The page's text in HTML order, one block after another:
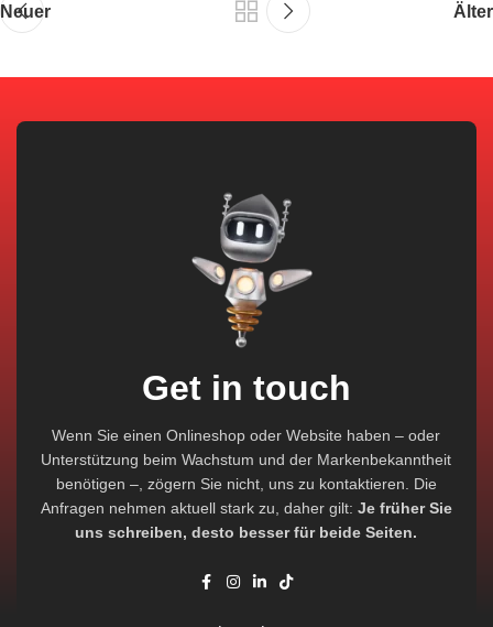
Neuer Älter
Get in touch
Wenn Sie einen Onlineshop oder Website haben – oder
Unterstützung beim Wachstum und der Markenbekanntheit
benötigen –, zögern Sie nicht, uns zu kontaktieren. Die
Anfragen nehmen aktuell stark zu, daher gilt: Je früher Sie
uns schreiben, desto besser für beide Seiten.